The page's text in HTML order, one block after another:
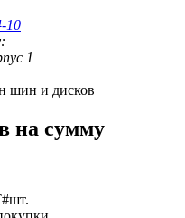
10
1
шин и дисков
на сумму
шт.